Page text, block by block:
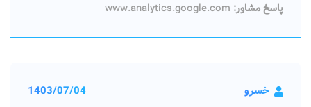
پاسخ مشاور:
خسرو 1403/07/04